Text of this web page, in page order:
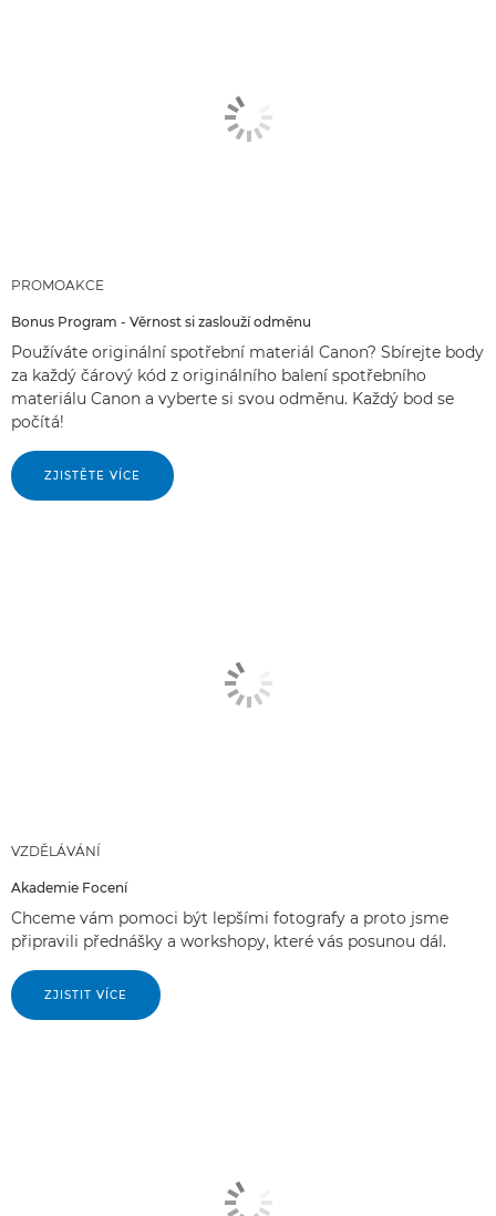
PROMOAKCE
Bonus Program - Věrnost si zaslouží odměnu
Používáte originální spotřební materiál Canon? Sbírejte body
za každý čárový kód z originálního balení spotřebního
materiálu Canon a vyberte si svou odměnu. Každý bod se
počítá!
ZJISTĚTE VÍCE
VZDĚLÁVÁNÍ
Akademie Focení
Chceme vám pomoci být lepšími fotografy a proto jsme
připravili přednášky a workshopy, které vás posunou dál.
ZJISTIT VÍCE